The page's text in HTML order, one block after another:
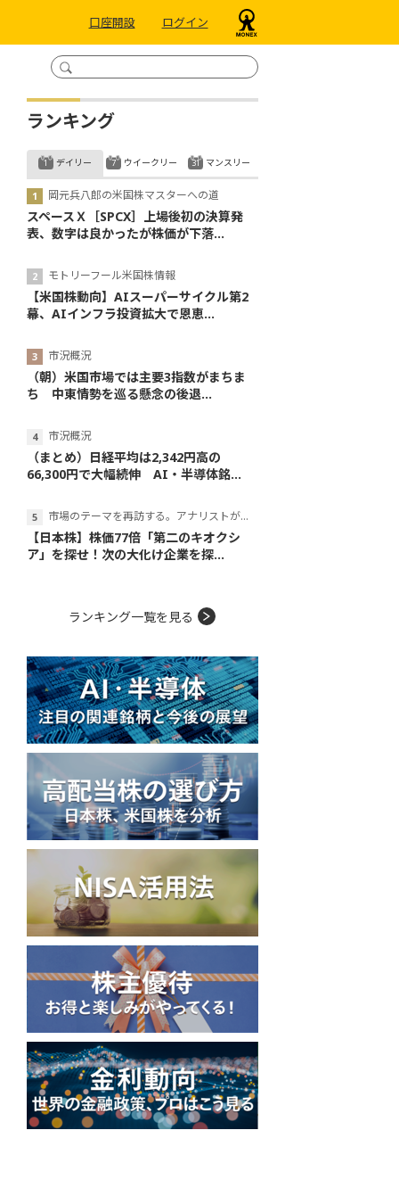
口座開設 ログイン
ランキング
デイリー
岡元兵八郎の米国株マスターへの道
スペースＸ［SPCX］上場後初の決算発
表、数字は良かったが株価が下落...
モトリーフール米国株情報
【米国株動向】AIスーパーサイクル第2
幕、AIインフラ投資拡大で恩恵...
市況概況
（朝）米国市場では主要3指数がまちま
ち 中東情勢を巡る懸念の後退...
市況概況
（まとめ）日経平均は2,342円高の
66,300円で大幅続伸 AI・半導体銘...
市場のテーマを再訪する。アナリストが読み解くテーマの本質
【日本株】株価77倍「第二のキオクシ
ア」を探せ！次の大化け企業を探...
ウイークリー マンスリー
ランキング一覧を見る